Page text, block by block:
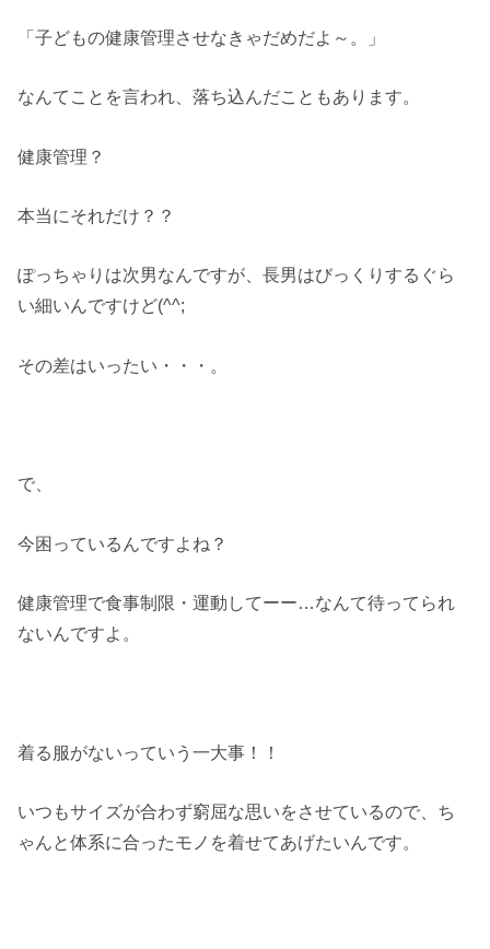
「子どもの健康管理させなきゃだめだよ～。」
なんてことを言われ、落ち込んだこともあります。
健康管理？
本当にそれだけ？？
ぽっちゃりは次男なんですが、長男はびっくりするぐら
い細いんですけど(^^;
その差はいったい・・・。
で、
今困っているんですよね？
健康管理で食事制限・運動してーー…なんて待ってられ
ないんですよ。
着る服がないっていう一大事！！
いつもサイズが合わず窮屈な思いをさせているので、ち
ゃんと体系に合ったモノを着せてあげたいんです。